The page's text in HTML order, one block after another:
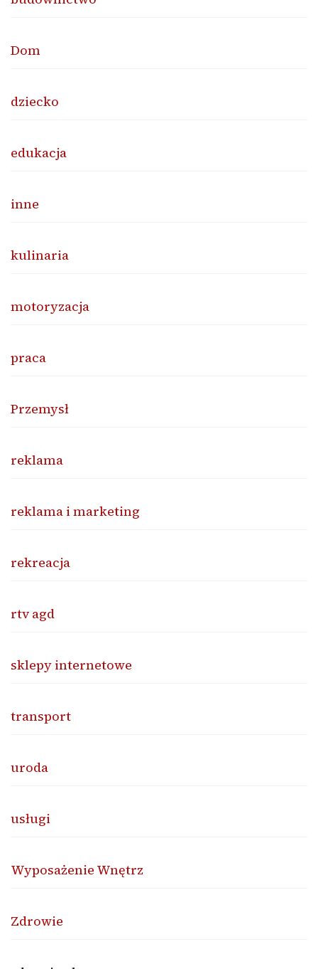
Dom
dziecko
edukacja
inne
kulinaria
motoryzacja
praca
Przemysł
reklama
reklama i marketing
rekreacja
rtv agd
sklepy internetowe
transport
uroda
usługi
Wyposażenie Wnętrz
Zdrowie